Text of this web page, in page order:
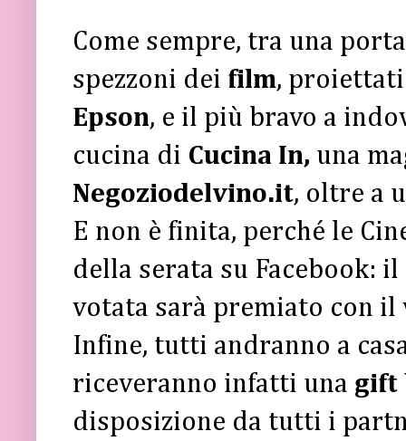
Come sempre, tra una
spezzoni dei film,
Epson, e il più bravo a
cucina di Cucina In, una
Negoziodelvino.it, oltre a
E non è finita, perché le
della serata su Facebook:
votata sarà premiato con
Infine, tutti andranno a
riceveranno infatti una gift
disposizione da tutti i